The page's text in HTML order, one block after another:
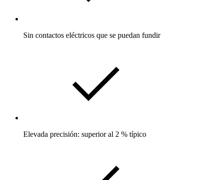
Sin contactos eléctricos que se puedan fundir
Elevada precisión: superior al 2 % típico